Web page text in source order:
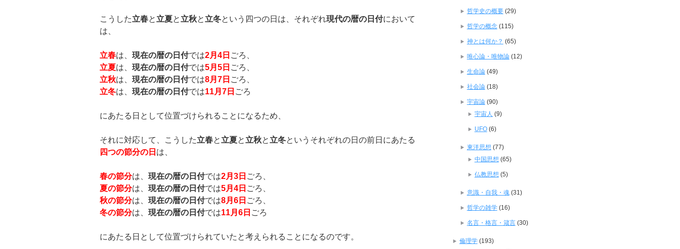
こうした立春と 立夏と 立秋と 立冬という四つの日は、それぞれ現代の暦の日付において
は、
立春は、 現在の暦の日付では2月 4 日 ごろ、
立夏は、 現在の暦の日付では5月 5 日 ごろ、
立秋は、 現在の暦の日付では8月 7 日 ごろ、
立冬は、 現在の暦の日付では11月 7 日 ごろ
にあたる日として位置づけられることになるため、
それに対応して、こうした立春と 立夏と 立秋と 立冬というそれぞれの日の前日にあたる
四つの節分の日 は、
春の節分は、 現在の暦の日付では2月 3 日 ごろ、
夏の節分は、 現在の暦の日付では5月 4 日 ごろ、
秋の節分は、 現在の暦の日付では8月 6 日 ごろ、
冬の節分は、 現在の暦の日付では11月 6 日 ごろ
にあたる日として位置づけられていたと考えられることになるのです。
哲学史の概要(29)
哲学の概念(115)
神とは何か？ (65)
唯心論・唯物論(12)
生命論(49)
社会論(18)
宇宙論(90)
宇宙人 (9)
UFO(6)
東洋思想 (77)
中国思想 (65)
仏教思想 (5)
意識・自我・魂(31)
哲学の雑学(16)
名言・格言・箴言(30)
倫理学(193)